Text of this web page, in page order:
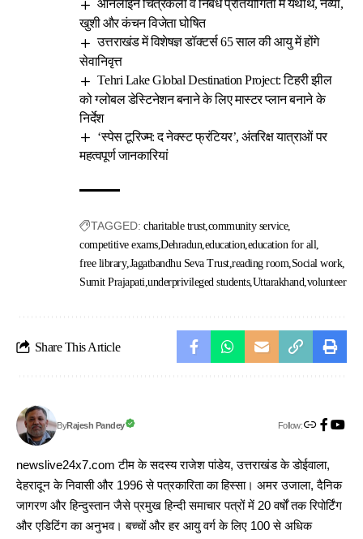
ऑनलाइन चित्रकला व निबंध प्रतियोगिता में यथार्थ, नव्या,
खुशी और कंचन विजेता घोषित
उत्तराखंड में विशेषज्ञ डॉक्टर्स 65 साल की आयु में होंगे
सेवानिवृत्त
Tehri Lake Global Destination Project: टिहरी झील
को ग्लोबल डेस्टिनेशन बनाने के लिए मास्टर प्लान बनाने के
निर्देश
‘स्पेस टूरिज्म: द नेक्स्ट फ्रंटियर’, अंतरिक्ष यात्राओं पर
महत्वपूर्ण जानकारियां
TAGGED: charitable trust community service
competitive exams Dehradun education education for all
free library Jagatbandhu Seva Trust reading room Social work
Sumit Prajapati underprivileged students Uttarakhand volunteer
Share This Article
ByRajesh Pandey Follow:
newslive24x7.com टीम के सदस्य राजेश पांडेय, उत्तराखंड के डोईवाला,
देहरादून के निवासी और 1996 से पत्रकारिता का हिस्सा। अमर उजाला, दैनिक
जागरण और हिन्दुस्तान जैसे प्रमुख हिन्दी समाचार पत्रों में 20 वर्षों तक रिपोर्टिंग
और एडिटिंग का अनुभव। बच्चों और हर आयु वर्ग के लिए 100 से अधिक